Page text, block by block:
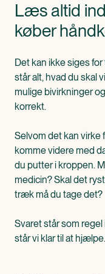
Læs altid
køber
Det kan ikke siges
står alt, hvad du skal
mulige bivirkninger
korrekt.
Selvom det kan virke
komme videre med
du putter i kroppen.
medicin? Skal det
træk må du tage det?
Svaret står som
står vi klar til at hjælpe.